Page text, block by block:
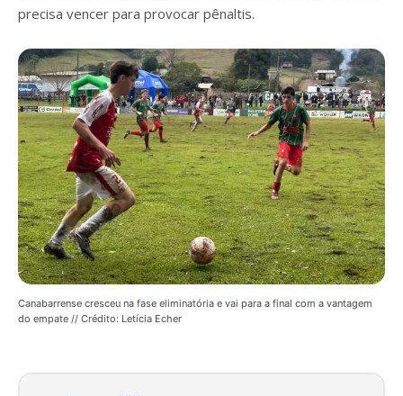
precisa vencer para provocar pênaltis.
Canabarrense cresceu na fase eliminatória e vai para a final com a vantagem
do empate // Crédito: Letícia Echer